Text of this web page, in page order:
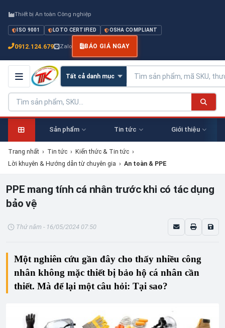
Thiết bị An toàn Công nghiệp
ISO 9001 LOTO CERTIFIED OSHA COMPLIANT
0912.124.679 Zalo BÁO GIÁ NGAY
Sản phẩm Tin tức Giới thiệu
Trang nhất › Tin tức › Kiến thức & Tin tức ›
Lời khuyên & Hướng dẫn từ chuyên gia › An toàn & PPE
PPE mang tính cá nhân trước khi có tác dụng
bảo vệ
Thứ năm - 16/05/2024 07:50
Một nghiên cứu gần đây cho thấy nhiều công
nhân không mặc thiết bị bảo hộ cá nhân cần
thiết. Mà để lại một câu hỏi: Tại sao?